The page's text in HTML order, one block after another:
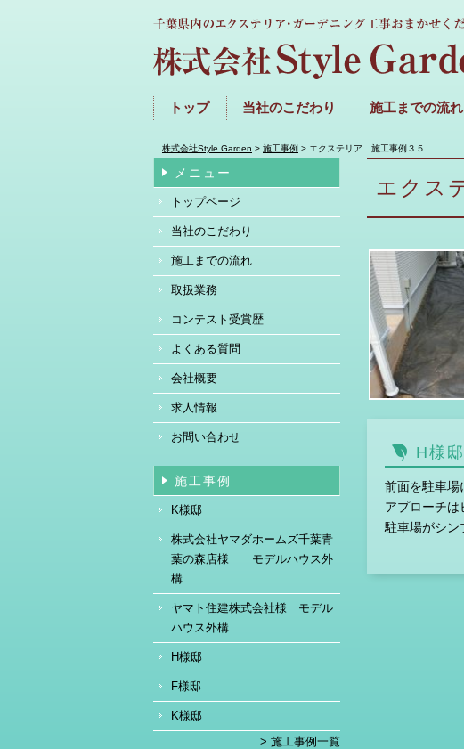
トップ 当社のこだわり 施工までの流れ
株式会社Style Garden > 施工事例 > エクステリア 施工事例３５
エクス
H様邸
前面を駐車場
アプローチは
駐車場がシン
メニュー
トップページ
当社のこだわり
施工までの流れ
取扱業務
コンテスト受賞歴
よくある質問
会社概要
求人情報
お問い合わせ
施工事例
K様邸
株式会社ヤマダホームズ千葉青
葉の森店様 モデルハウス外
構
ヤマト住建株式会社様 モデル
ハウス外構
H様邸
F様邸
K様邸
> 施工事例一覧